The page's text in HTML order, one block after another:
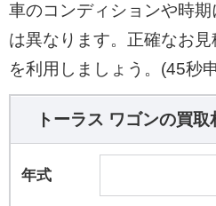
車のコンディションや時
は異なります。正確なお
を利用しましょう。(45秒
トーラス ワゴンの買
年式